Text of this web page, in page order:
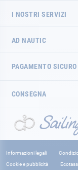
I NOSTRI SERVIZI
AD NAUTIC
PAGAMENTO SICURO
CONSEGNA
Informazioni legali
Cookie e pubblicità